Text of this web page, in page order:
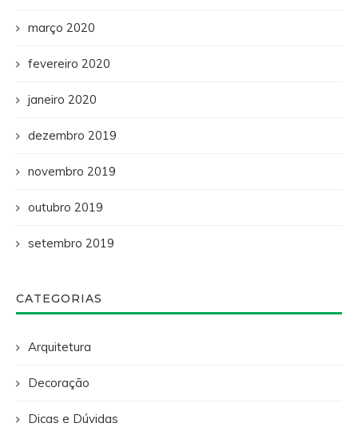
março 2020
fevereiro 2020
janeiro 2020
dezembro 2019
novembro 2019
outubro 2019
setembro 2019
CATEGORIAS
Arquitetura
Decoração
Dicas e Dúvidas